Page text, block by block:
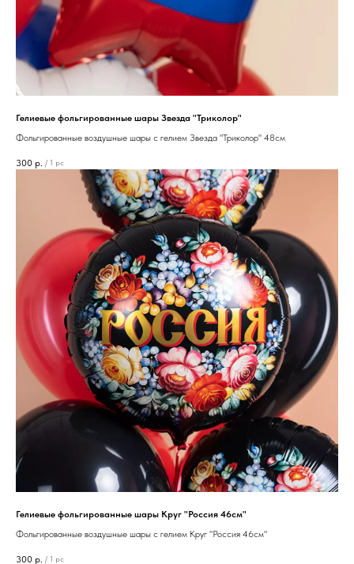
Гелиевые фольгированные шары Звезда "Триколор"
Фольгированные воздушные шары с гелием Звезда "Триколор" 48см
300 р. / 1 pc
Гелиевые фольгированные шары Круг "Россия 46см"
Фольгированные воздушные шары с гелием Круг "Россия 46см"
300 р. / 1 pc